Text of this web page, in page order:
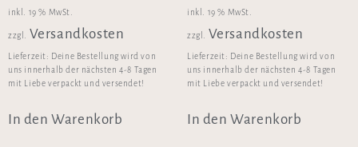
inkl. 19 % MwSt.
zzgl. Versandkosten
Lieferzeit: Deine Bestellung wird von
uns innerhalb der nächsten 4-8 Tagen
mit Liebe verpackt und versendet!
In den Warenkorb
inkl. 19 % MwSt.
zzgl. Versandkosten
Lieferzeit: Deine Bestellung wird von
uns innerhalb der nächsten 4-8 Tagen
mit Liebe verpackt und versendet!
In den Warenkorb